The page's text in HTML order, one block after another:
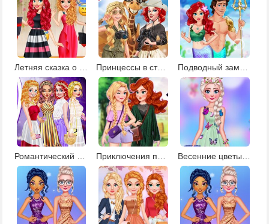
Принцессы в стиле сафари